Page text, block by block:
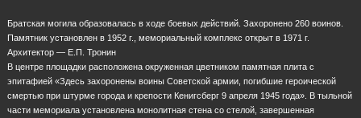
Братская могила образовалась в ходе боевых действий. Захоронено 260 воинов.
Памятник установлен в 1952 г., мемориальный комплекс открыт в 1971 г.
Архитектор — Е.П. Тронин
В центре площадки расположена окруженная цветником памятная плита с
эпитафией «Здесь захоронены воины Советской армии, погибшие героической
смертью при штурме города и крепости Кенигсберг 9 апреля 1945 года». В тыльной
части мемориала установлена монолитная стена со стелой, завершенная